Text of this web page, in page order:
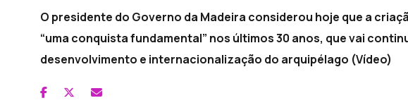
O presidente do Governo da Madeira considerou hoje que a
“uma conquista fundamental” nos últimos 30 anos, que vai
desenvolvimento e internacionalização do arquipélago (Vídeo)